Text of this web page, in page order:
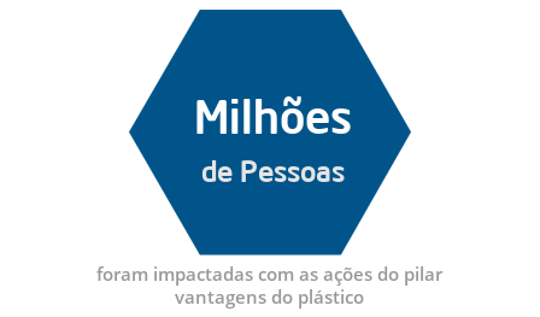
Milhões
de Pessoas
foram impactadas com as ações do pilar
vantagens do plástico